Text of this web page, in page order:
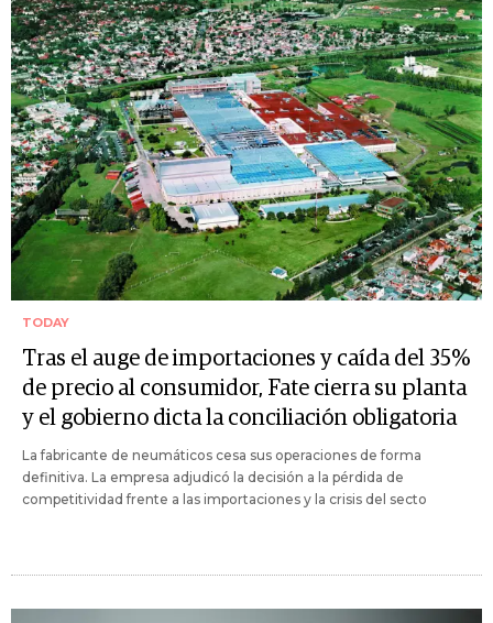
TODAY
Tras el auge de importaciones y caída del 35%
de precio al consumidor, Fate cierra su planta
y el gobierno dicta la conciliación obligatoria
La fabricante de neumáticos cesa sus operaciones de forma
definitiva. La empresa adjudicó la decisión a la pérdida de
competitividad frente a las importaciones y la crisis del secto